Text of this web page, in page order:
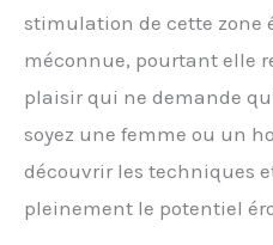
stimulation de cette zone
méconnue, pourtant elle
plaisir qui ne demande
soyez une femme ou un
découvrir les techniques
pleinement le potentiel